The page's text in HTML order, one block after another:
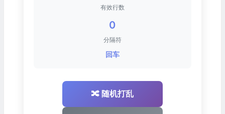
有效行数
0
分隔符
回车
🔀 随机打乱